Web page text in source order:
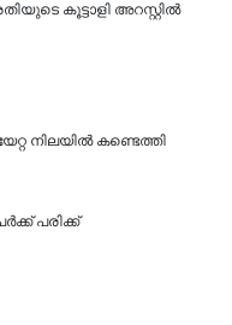
കൂട്ടാളി അറസ്റ്റില്‍
നിലയിൽ കണ്ടെത്തി
പരിക്ക്